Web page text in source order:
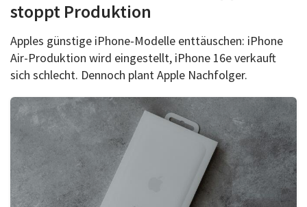
stoppt Produktion
Apples günstige iPhone-Modelle enttäuschen: iPhone
Air-Produktion wird eingestellt, iPhone 16e verkauft
sich schlecht. Dennoch plant Apple Nachfolger.